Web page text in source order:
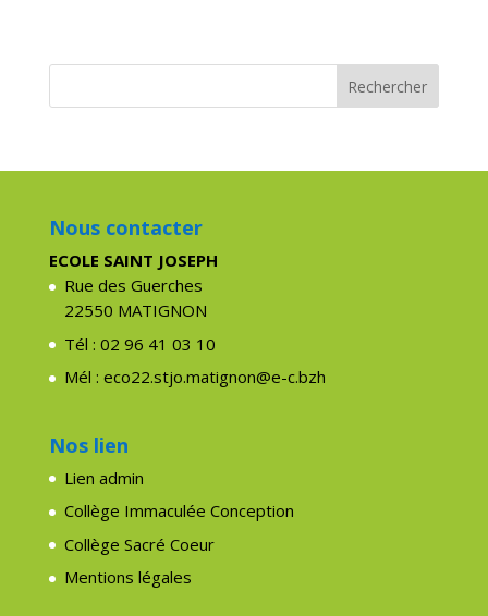
Nous contacter
ECOLE SAINT JOSEPH
Rue des Guerches
22550 MATIGNON
Tél : 02 96 41 03 10
Mél : eco22.stjo.matignon@e-c.bzh
Nos lien
Lien admin
Collège Immaculée Conception
Collège Sacré Coeur
Mentions légales